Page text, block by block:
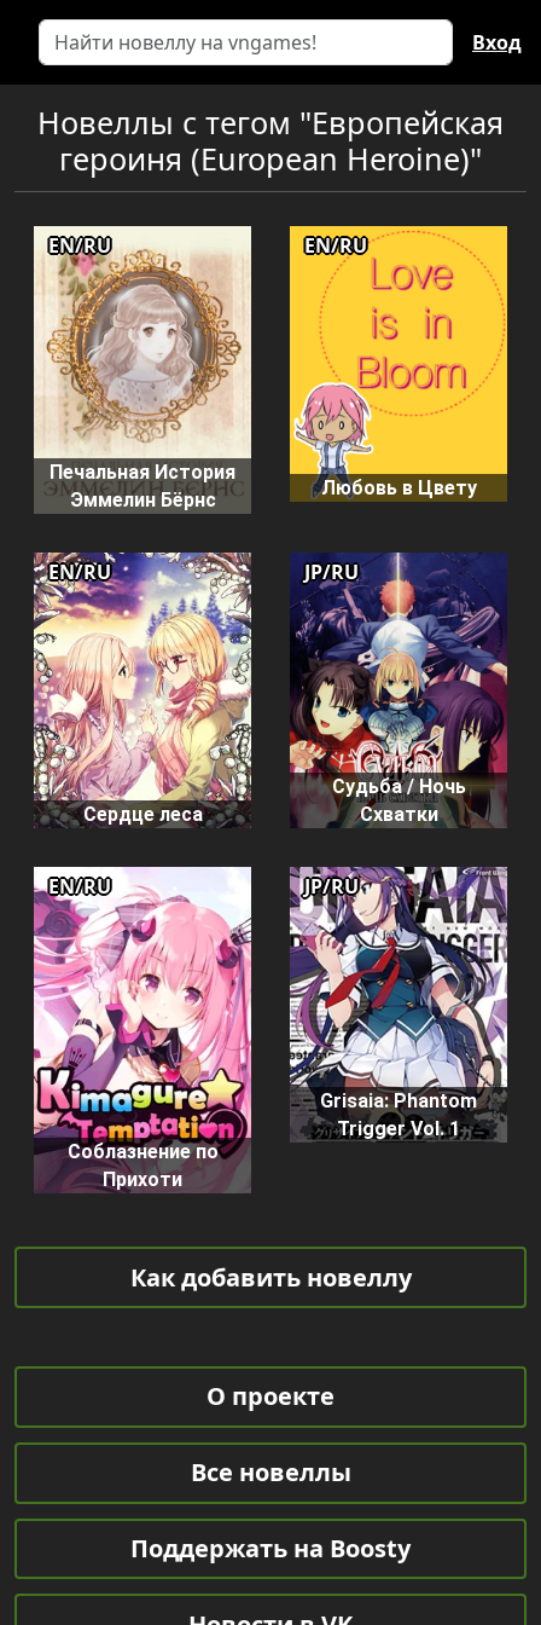
Вход
Новеллы с тегом "Европейская
героиня (European Heroine)"
Печальная История
Эммелин Бёрнс
EN/RU
Любовь в Цвету
EN/RU
Сердце леса
EN/RU
Судьба / Ночь
Схватки
JP/RU
Соблазнение по
Прихоти
EN/RU
Grisaia: Phantom
Trigger Vol. 1
JP/RU
Как добавить новеллу
О проекте
Все новеллы
Поддержать на Boosty